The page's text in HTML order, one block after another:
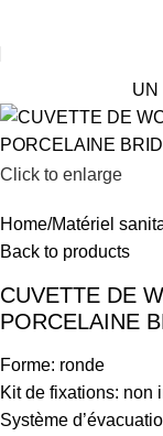
UN
Click to enlarge
Home Matériel
Back to products
CUVETTE DE
PORCELAINE
Forme: ronde
Kit de fixations: non
Système